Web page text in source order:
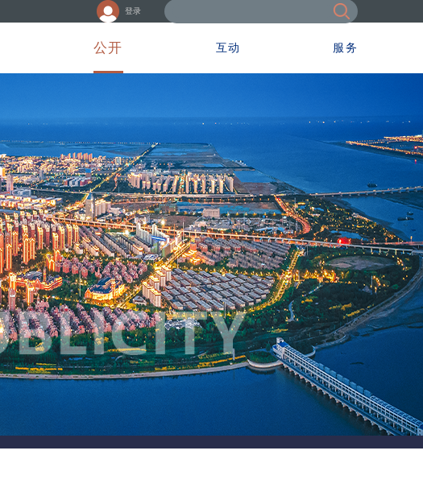
登录
公开 互动 服务